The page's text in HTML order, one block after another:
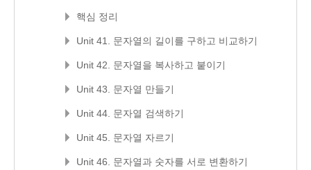
핵심 정리
Unit 41. 문자열의 길이를 구하고 비교하기
Unit 42. 문자열을 복사하고 붙이기
Unit 43. 문자열 만들기
Unit 44. 문자열 검색하기
Unit 45. 문자열 자르기
Unit 46. 문자열과 숫자를 서로 변환하기